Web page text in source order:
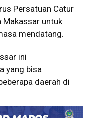
Persatuan Catur
Makassar untuk
mendatang.
ini
yang bisa
daerah di